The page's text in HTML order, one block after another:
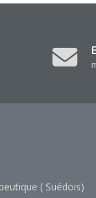
( Suédois)